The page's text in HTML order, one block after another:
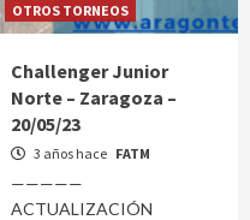
OTROS TORNEOS
Challenger Junior
Norte – Zaragoza –
20/05/23
3 años hace FATM
—————
ACTUALIZACIÓN